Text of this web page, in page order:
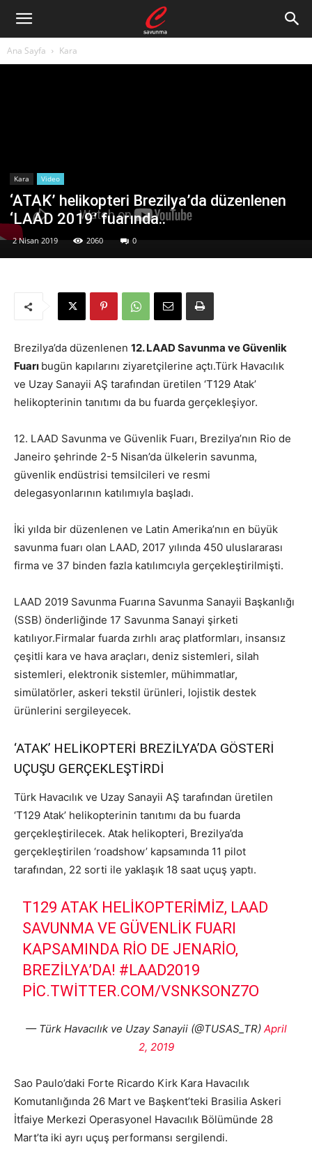
Ana Sayfa Kara
Kara Video
‘ATAK’ helikopteri Brezilya’da düzenlenen
‘LAAD 2019’ fuarında..
2 Nisan 2019 2060 0
Brezilya’da düzenlenen 12. LAAD Savunma ve Güvenlik
Fuarı bugün kapılarını ziyaretçilerine açtı.Türk Havacılık
ve Uzay Sanayii AŞ tarafından üretilen ‘T129 Atak’
helikopterinin tanıtımı da bu fuarda gerçekleşiyor.
12. LAAD Savunma ve Güvenlik Fuarı, Brezilya’nın Rio de
Janeiro şehrinde 2-5 Nisan’da ülkelerin savunma,
güvenlik endüstrisi temsilcileri ve resmi
delegasyonlarının katılımıyla başladı.
İki yılda bir düzenlenen ve Latin Amerika’nın en büyük
savunma fuarı olan LAAD, 2017 yılında 450 uluslararası
firma ve 37 binden fazla katılımcıyla gerçekleştirilmişti.
LAAD 2019 Savunma Fuarına Savunma Sanayii Başkanlığı
(SSB) önderliğinde 17 Savunma Sanayi şirketi
katılıyor.Firmalar fuarda zırhlı araç platformları, insansız
çeşitli kara ve hava araçları, deniz sistemleri, silah
sistemleri, elektronik sistemler, mühimmatlar,
simülatörler, askeri tekstil ürünleri, lojistik destek
ürünlerini sergileyecek.
‘ATAK’ HELİKOPTERİ BREZİLYA’DA GÖSTERİ
UÇUŞU GERÇEKLEŞTİRDİ
Türk Havacılık ve Uzay Sanayii AŞ tarafından üretilen
‘T129 Atak’ helikopterinin tanıtımı da bu fuarda
gerçekleştirilecek. Atak helikopteri, Brezilya’da
gerçekleştirilen ‘roadshow’ kapsamında 11 pilot
tarafından, 22 sorti ile yaklaşık 18 saat uçuş yaptı.
T129 ATAK HELIKOPTERIMIZ, LAAD
SAVUNMA VE GÜVENLIK FUARI
KAPSAMINDA RIO DE JENARIO,
BREZILYA’DA! #LAAD2019
PIC.TWITTER.COM/VSNKSONZ7O
— Türk Havacılık ve Uzay Sanayii (@TUSAS_TR) April
2, 2019
Sao Paulo’daki Forte Ricardo Kirk Kara Havacılık
Komutanlığında 26 Mart ve Başkent’teki Brasilia Askeri
İtfaiye Merkezi Operasyonel Havacılık Bölümünde 28
Mart’ta iki ayrı uçuş performansı sergilendi.